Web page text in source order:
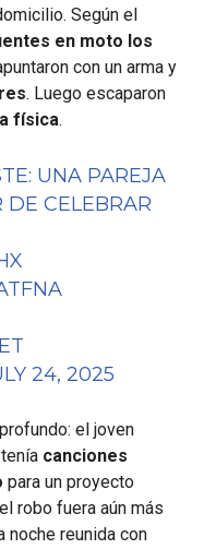
Según el
en moto los
con un arma y
. Luego escaparon
física.
UNA PAREJA
DE CELEBRAR
24, 2025
el joven
canciones
para un proyecto
robo fuera aún más
noche reunida con